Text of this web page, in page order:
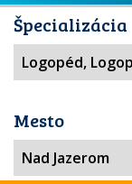
Špecializácia
Mesto